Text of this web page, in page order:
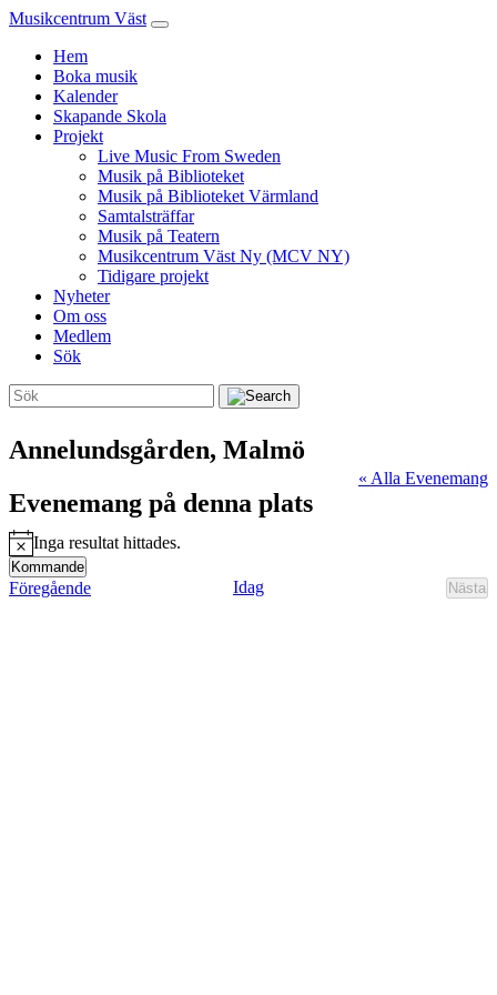
Musikcentrum Väst
Hem
Boka musik
Kalender
Skapande Skola
Projekt
Live Music From Sweden
Musik på Biblioteket
Musik på Biblioteket Värmland
Samtalsträffar
Musik på Teatern
Musikcentrum Väst Ny (MCV NY)
Tidigare projekt
Nyheter
Om oss
Medlem
Sök
Annelundsgården, Malmö
« Alla Evenemang
Evenemang på denna plats
NotisInga resultat hittades.
Kommande
Välj
FöregåendeEvenemang Idag
Nästa